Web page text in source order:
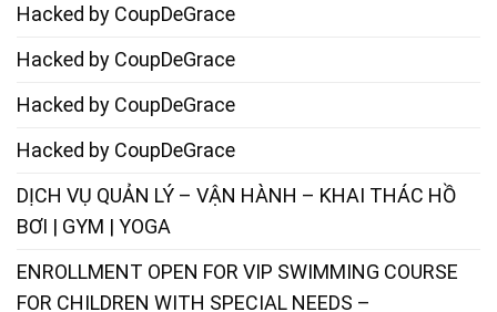
Hacked by CoupDeGrace
Hacked by CoupDeGrace
Hacked by CoupDeGrace
Hacked by CoupDeGrace
DỊCH VỤ QUẢN LÝ – VẬN HÀNH – KHAI THÁC HỒ
BƠI | GYM | YOGA
ENROLLMENT OPEN FOR VIP SWIMMING COURSE
FOR CHILDREN WITH SPECIAL NEEDS –